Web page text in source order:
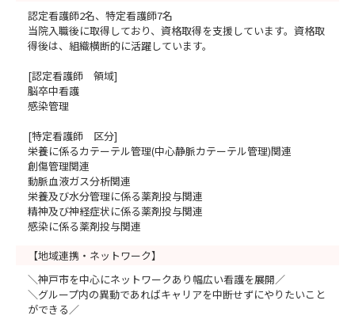
認定看護師2名、特定看護師7名
当院入職後に取得しており、資格取得を支援しています。資格取
得後は、組織横断的に活躍しています。
[認定看護師 領域]
脳卒中看護
感染管理
[特定看護師 区分]
栄養に係るカテーテル管理(中心静脈カテーテル管理)関連
創傷管理関連
動脈血液ガス分析関連
栄養及び水分管理に係る薬剤投与関連
精神及び神経症状に係る薬剤投与関連
感染に係る薬剤投与関連
【地域連携・ネットワーク】
＼神戸市を中心にネットワークあり幅広い看護を展開／
＼グループ内の異動であればキャリアを中断せずにやりたいこと
ができる／